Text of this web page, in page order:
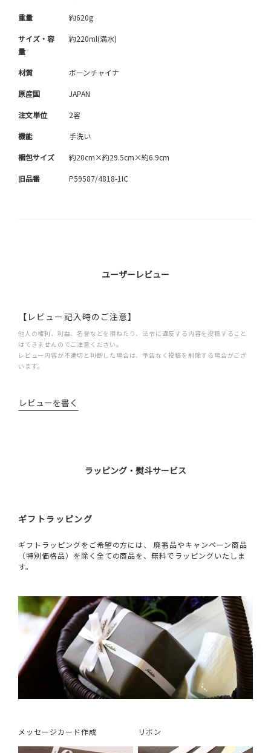
重量 約620g
サイズ・容
量
約220ml(満水)
材質 ボーンチャイナ
原産国 JAPAN
注文単位 2客
機能 手洗い
梱包サイズ 約20cm×約29.5cm×約6.9cm
旧品番 P59587/4818-1IC
ユーザーレビュー
【レビュー記入時のご注意】
他人の権利、利益、名誉などを損ねたり、法令に違反する内容を投稿すること
はできませんのでご注意ください。
レビュー内容が不適切と判断した場合は、予告なく投稿を削除する場合がござ
います。
レビューを書く
ラッピング・熨斗サービス
ギフトラッピング
ギフトラッピングをご希望の方には、 廃番品やキャンペーン商品
（特別価格品）を除く全ての商品を、無料でラッピングいたしま
す。
メッセージカード作成 リボン